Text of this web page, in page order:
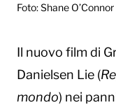
Foto: Shane
Il nuovo film di
Danielsen Lie (
mondo) nei